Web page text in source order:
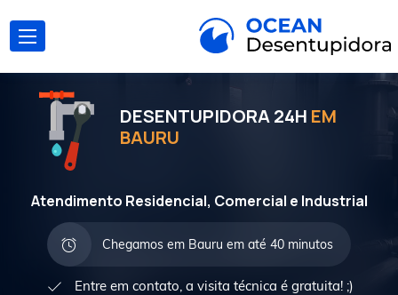
DESENTUPIDORA 24H EM
BAURU
Atendimento Residencial, Comercial e Industrial
Chegamos em Bauru em até 40 minutos
Entre em contato, a visita técnica é gratuita! ;)